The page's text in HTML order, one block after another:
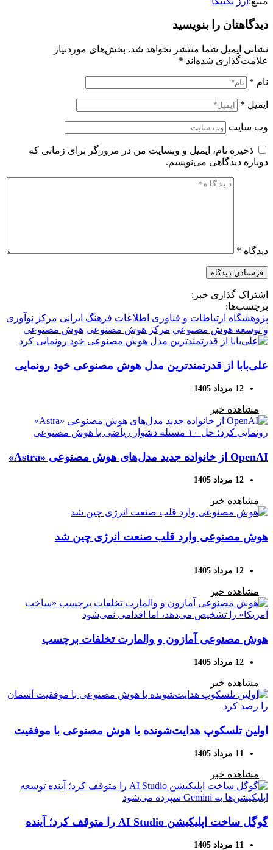
دیدگاهتان را بنویسید
نشانی ایمیل شما منتشر نخواهد شد. بخش‌های موردنیاز
علامت‌گذاری شده‌اند *
نام *
ایمیل *
وب‌ سایت
ذخیره نام، ایمیل و وبسایت من در مرورگر برای زمانی که
دوباره دیدگاهی می‌نویسم.
دیدگاه *
اشتراک گذاری خبر:
برچسب‌ها:
پژوهشگاه ارتباطات و فناوری اطلاعات فرهنگ ایرانی مرکز نوآوری
و توسعه هوش مصنوعی مرکز هوش مصنوعی هوش مصنوعی
علی‌بابا از قدرتمندترین مدل هوش مصنوعی خود رونمایی
12 مرداد 1405
مشاهده خبر
OpenAI از خانواده جدید مدل‌های هوش مصنوعی «Astra»
12 مرداد 1405
مشاهده خبر
هوش مصنوعی وارد قلب صنعت انرژی چین شد
12 مرداد 1405
مشاهده خبر
هوش مصنوعی آمازون و والمارت تخلفات برچسب
«ساخت آمریکا» را تشخیص می‌دهد، اما اقدامی نمی‌شود
12 مرداد 1405
مشاهده خبر
اولین تلسکوپ هدایت‌شونده با هوش مصنوعی با موفقیت
آسمان را رصد کرد
11 مرداد 1405
مشاهده خبر
گوگل ساخت اپلیکیشن AI Studio را متوقف کرد؛ آینده
توسعه اپلیکیشن‌ها به Gemini سپرده می‌شود
11 مرداد 1405